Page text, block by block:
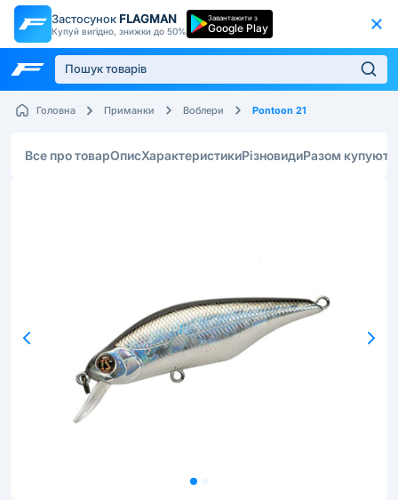
Застосунок FLAGMAN
Купуй вигідно, знижки до 50%
Завантажити з
Google Play
Головна Приманки Воблери Pontoon 21
Все про товарОписХарактеристикиРізновидиРазом купують